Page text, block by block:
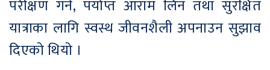
परीक्षण गर्न, पर्याप्त आराम लिन तथा सुरक्षित
यात्राका लागि स्वस्थ जीवनशैली अपनाउन सुझाव
दिएको थियो ।